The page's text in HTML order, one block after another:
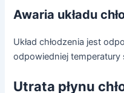
Awaria układu
Układ chłodzenia jest
odpowiedniej temperatury
Utrata płynu